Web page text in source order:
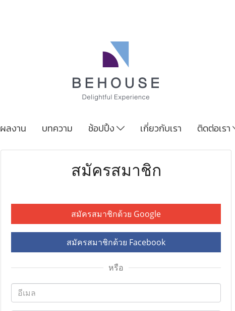
ผลงาน บทความ ช้อปปิ้ง เกี่ยวกับเรา ติดต่อเรา
สมัครสมาชิก
สมัครสมาชิกด้วย Google
สมัครสมาชิกด้วย Facebook
หรือ